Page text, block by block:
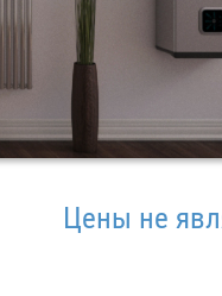
Цены не